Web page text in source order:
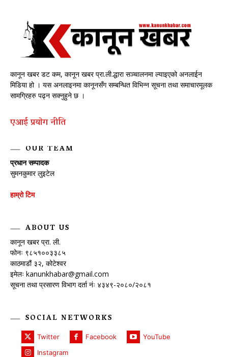
कानून खबर डट कम, कानून खबर प्रा.ली.द्धारा सञ्चालनमा ल्याइएको अनलाईन
मिडिया हो । यस अनलाइनमा कानूनसँग सम्बन्धित विभिन्न सूचना तथा समाचारमूलक
सामग्रिहरु पढ्न सक्नुहुने छ ।
एआई प्रयाेग नीति
OUR TEAM
प्रधान सम्पादक
सुमनकुमार लुइटेल
हाम्रो टिम
ABOUT US
कानून खबर प्रा. ली.
फोनः ९८५१००३३८५
काठमाडौं ३२, कोटेश्वर
इमेलः kanunkhabar@gmail.com
सूचना तथा प्रसारण विभाग दर्ता नंः ४३४९-२०८०/२०८१
SOCIAL NETWORKS
Twitter Facebook
YouTube
Instagram